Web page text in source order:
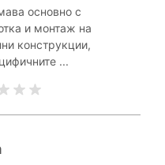
основно с
и монтаж на
конструкции,
...